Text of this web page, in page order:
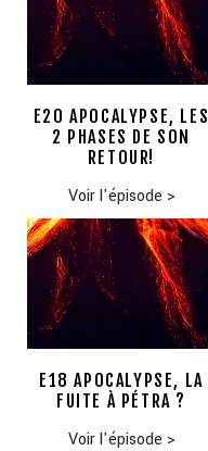
E20 APOCALYPSE, LES
2 PHASES DE SON
RETOUR!
Voir l'épisode >
E18 APOCALYPSE, LA
FUITE À PÉTRA ?
Voir l'épisode >